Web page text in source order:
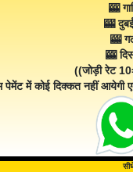
🎰
🎰
🎰
🎰
((जोड़ी रेट
पेमेंट में कोई दिक्कत नहीं आयेगी